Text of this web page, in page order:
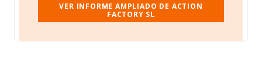
VER INFORME AMPLIADO DE ACTION
FACTORY SL